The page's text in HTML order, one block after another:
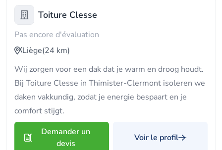
Toiture Clesse
Pas encore d'évaluation
Liège(24 km)
Wij zorgen voor een dak dat je warm en droog houdt.
Bij Toiture Clesse in Thimister-Clermont isoleren we
daken vakkundig, zodat je energie bespaart en je
comfort stijgt.
Demander un
devis
Voir le profil